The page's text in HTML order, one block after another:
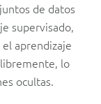
de datos
supervisado,
aprendizaje
lo
ocultas.